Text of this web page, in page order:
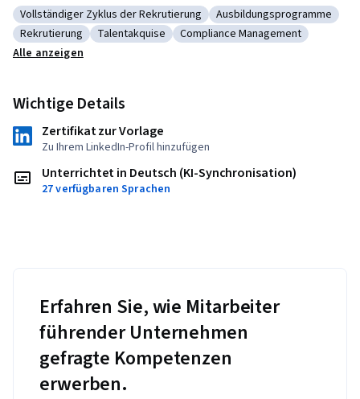
Kategorie: Vollständiger Zyklus der Rekrutierung
Vollständiger Zyklus der Rekrutierung Kategorie:
Ausbildungsprogramme
Kategorie: Rekrutierung
Rekrutierung Kategorie: Talentakquise
Talentakquise Kategorie: Compliance
Compliance Management
Alle anzeigen
Wichtige Details
Zertifikat zur Vorlage
Zu Ihrem LinkedIn-Profil hinzufügen
Unterrichtet in Deutsch (KI-Synchronisation)
27 verfügbaren Sprachen
Erfahren Sie, wie Mitarbeiter
führender Unternehmen
gefragte Kompetenzen
erwerben.